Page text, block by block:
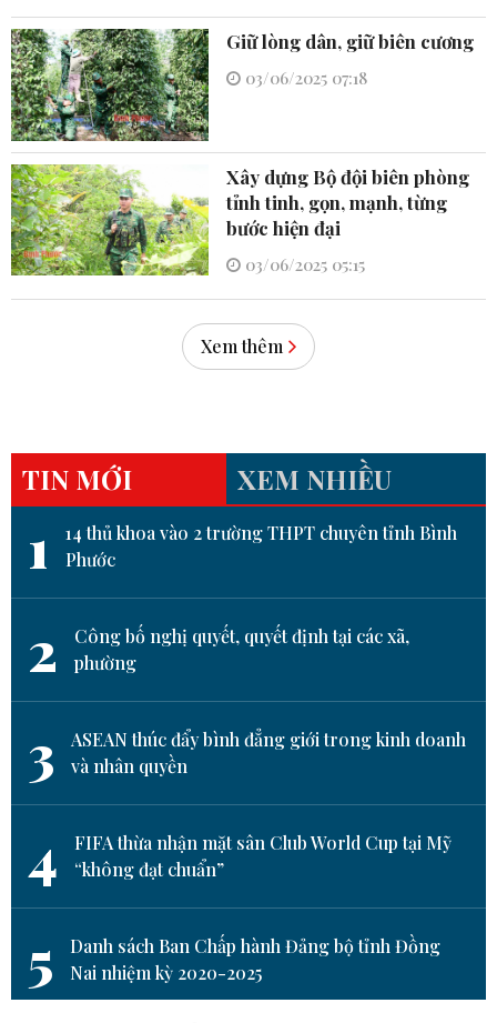
Giữ lòng dân, giữ biên cương
03/06/2025 07:18
Xây dựng Bộ đội biên phòng
tỉnh tinh, gọn, mạnh, từng
bước hiện đại
03/06/2025 05:15
Xem thêm
TIN MỚI XEM NHIỀU
1
14 thủ khoa vào 2 trường THPT chuyên tỉnh Bình
Phước
2
Công bố nghị quyết, quyết định tại các xã,
phường
3
ASEAN thúc đẩy bình đẳng giới trong kinh doanh
và nhân quyền
4
FIFA thừa nhận mặt sân Club World Cup tại Mỹ
“không đạt chuẩn”
5
Danh sách Ban Chấp hành Đảng bộ tỉnh Đồng
Nai nhiệm kỳ 2020-2025